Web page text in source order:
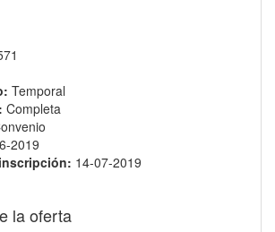
Temporal
Completa
2019
14-07-2019
la oferta